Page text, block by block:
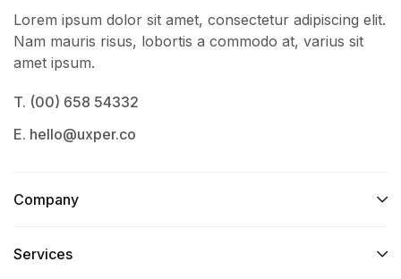
Lorem ipsum dolor sit amet, consectetur adipiscing elit.
Nam mauris risus, lobortis a commodo at, varius sit
amet ipsum.
T. (00) 658 54332
E. hello@uxper.co
Company
Services​